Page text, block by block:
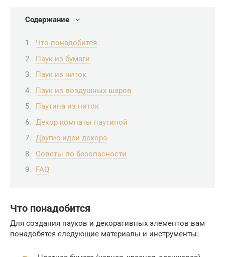
Содержание
Что понадобится
Паук из бумаги
Паук из ниток
Паук из воздушных шаров
Паутина из ниток
Декор комнаты паутиной
Другие идеи декора
Советы по безопасности
FAQ
Что понадобится
Для создания пауков и декоративных элементов вам
понадобятся следующие материалы и инструменты: